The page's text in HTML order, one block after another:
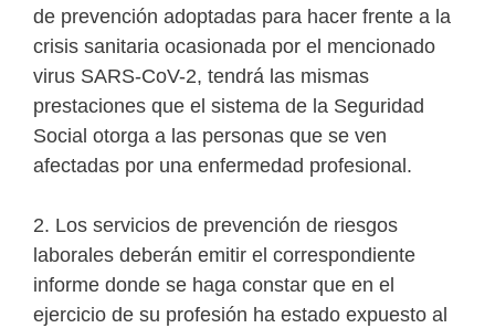
de prevención adoptadas para hacer frente a la
crisis sanitaria ocasionada por el mencionado
virus SARS-CoV-2, tendrá las mismas
prestaciones que el sistema de la Seguridad
Social otorga a las personas que se ven
afectadas por una enfermedad profesional.
2. Los servicios de prevención de riesgos
laborales deberán emitir el correspondiente
informe donde se haga constar que en el
ejercicio de su profesión ha estado expuesto al